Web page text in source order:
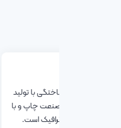
لورم ایپسوم متن ساختگی با تولید
سادگی نامفهوم از صنعت چاپ و با
استفاده از طراحان گرافیک است.